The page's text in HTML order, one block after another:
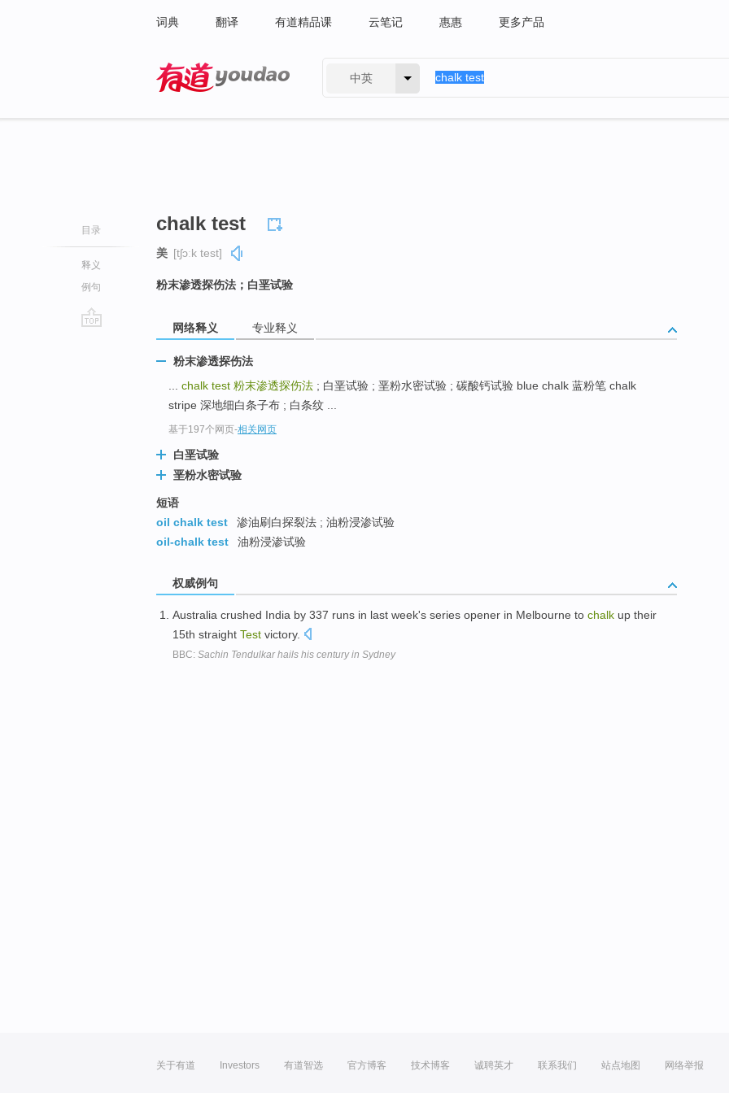
词典 翻译 有道精品课 云笔记 惠惠 更多产品
中英
目录
释义
例句
chalk test
美 [tʃɔːk test]
粉末渗透探伤法；白垩试验
网络释义 专业释义
粉末渗透探伤法
chalk test 粉末渗透探伤法 ; 白垩试验 ; 垩粉水密试验 ; 碳酸钙试验 blue chalk 蓝粉笔 chalk
stripe 深地细白条子布 ; 白条纹 ...
基于197个网页-相关网页
白垩试验
垩粉水密试验
短语
oil chalk test
渗油刷白探裂法 ; 油粉浸渗试验
oil-chalk test
油粉浸渗试验
权威例句
Australia crushed India by 337 runs in last week's series opener in Melbourne to chalk up their
15th straight Test victory.
BBC: Sachin Tendulkar hails his century in Sydney
关于有道 Investors 有道智选 官方博客 技术博客 诚聘英才 联系我们 站点地图 网络举报